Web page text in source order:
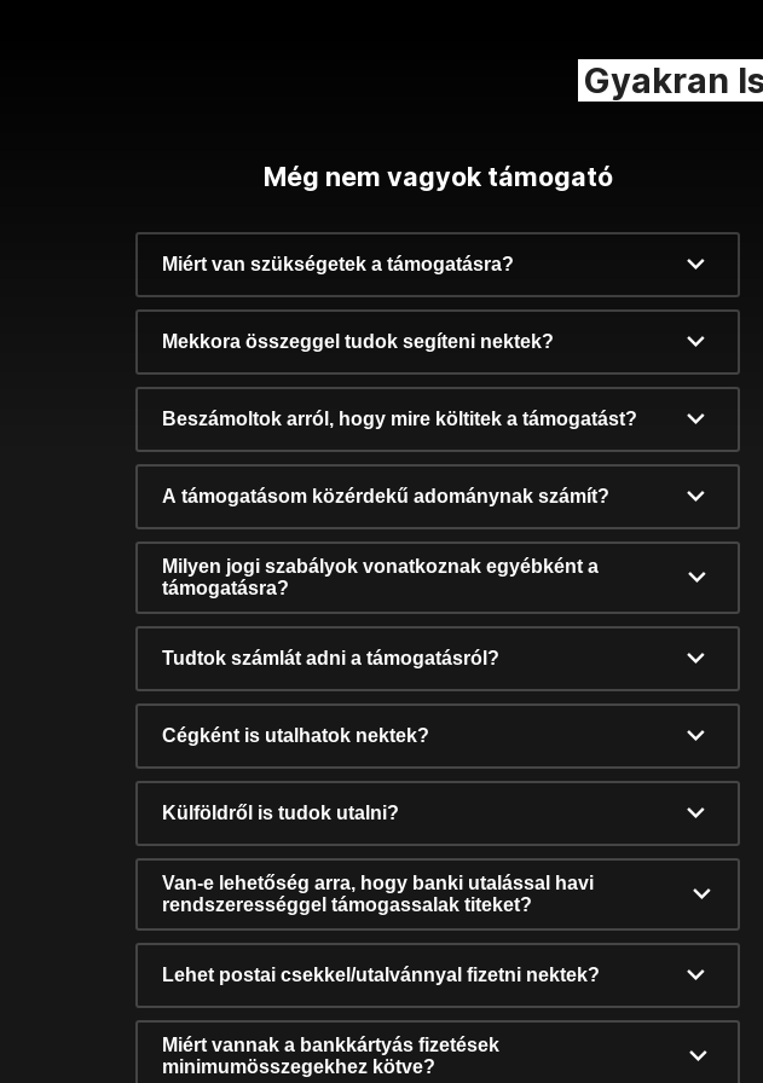
Gyakran
Még nem vagyok támogató
Miért van szükségetek a támogatásra?
Mekkora összeggel tudok segíteni nektek?
Beszámoltok arról, hogy mire költitek a támogatást?
A támogatásom közérdekű adománynak számít?
Milyen jogi szabályok vonatkoznak egyébként a
támogatásra?
Tudtok számlát adni a támogatásról?
Cégként is utalhatok nektek?
Külföldről is tudok utalni?
Van-e lehetőség arra, hogy banki utalással havi
rendszerességgel támogassalak titeket?
Lehet postai csekkel/utalvánnyal fizetni nektek?
Miért vannak a bankkártyás fizetések
minimumösszegekhez kötve?